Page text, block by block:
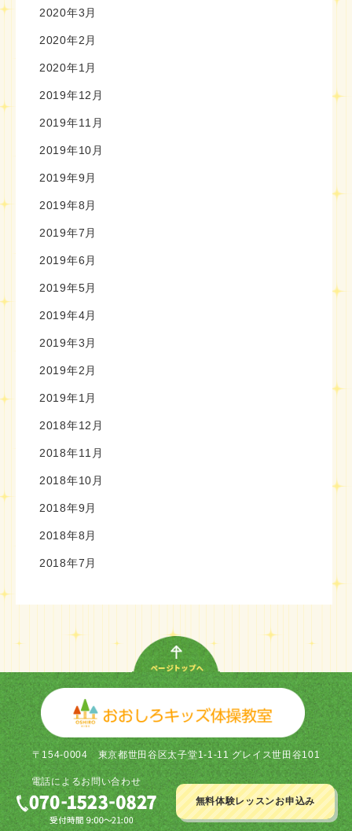
2020年3月
2020年2月
2020年1月
2019年12月
2019年11月
2019年10月
2019年9月
2019年8月
2019年7月
2019年6月
2019年5月
2019年4月
2019年3月
2019年2月
2019年1月
2018年12月
2018年11月
2018年10月
2018年9月
2018年8月
2018年7月
〒154-0004東京都世田谷区太子堂1-1-11 グレイス世田谷101
電話によるお問い合わせ
無料体験レッスンお申込み